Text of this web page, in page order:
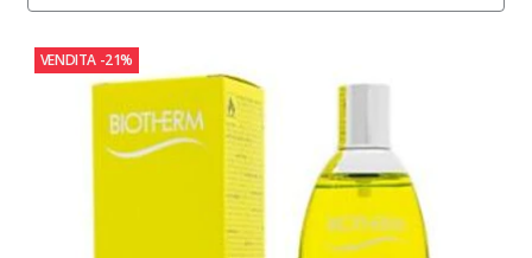
VENDITA -21%